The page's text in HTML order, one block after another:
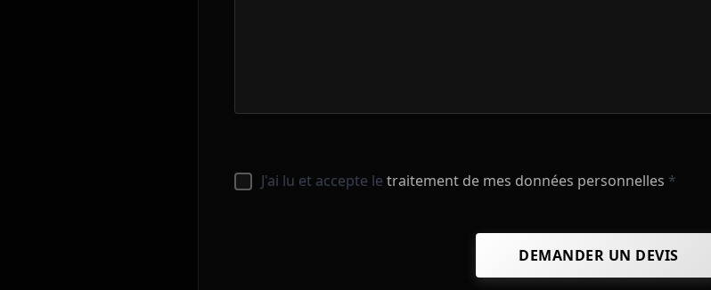
J'ai lu et accepte le traitement de mes données personnelles *